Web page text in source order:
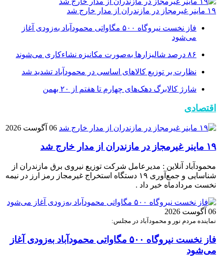
۱۹ ماینر غیرمجاز در مازندران از مدار خارج شد
فاز نخست نیروگاه ۵۰۰ مگاواتی محمودآباد به‌زودی آغاز
می‌شود
۸۶ درصد شالیزارها به‌صورت مکانیزه نشاءکاری می‌شوند
نظارت بر توزیع کالا‌های اساسی در محمودآباد تشدید شد
شارژ کالابرگ دهک‌های چهارم تا هفتم از ۲۰ بهمن
اقتصادی
06 آگوست 2026
۱۹ ماینر غیرمجاز در مازندران از مدار خارج شد
محمودآباد آنلاین : مدیرعامل شرکت توزیع نیروی برق مازندران از
شناسایی و جمع‌آوری ۱۹ دستگاه استخراج غیرمجاز رمز ارز در نیمه
نخست مردادماه خبر داد .
06 آگوست 2026
نماینده مردم نور و محمودآباد در مجلس:
فاز نخست نیروگاه ۵۰۰ مگاواتی محمودآباد به‌زودی آغاز
می‌شود